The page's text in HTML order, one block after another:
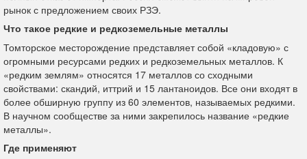
рынок с предложением своих РЗЭ.
Что такое редкие и редкоземельные металлы
Томторское месторождение представляет собой «кладовую» с
огромными ресурсами редких и редкоземельных металлов. К
«редким землям» относятся 17 металлов со сходными
свойствами: скандий, иттрий и 15 лантаноидов. Все они входят в
более обширную группу из 60 элементов, называемых редкими.
В научном сообществе за ними закрепилось название «редкие
металлы».
Где применяют